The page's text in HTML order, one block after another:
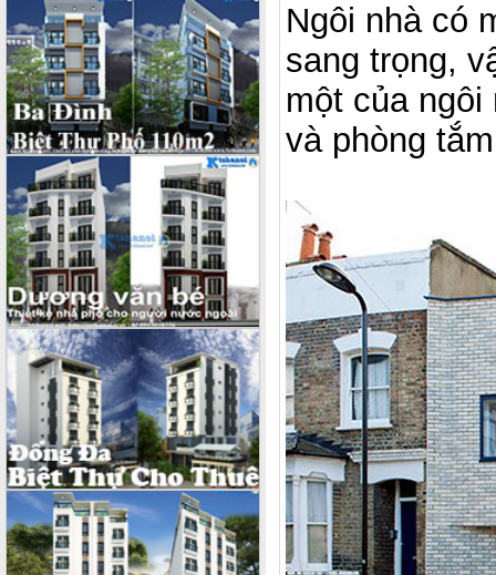
Ngôi nhà có
sang trọng,
một của ngôi
và phòng